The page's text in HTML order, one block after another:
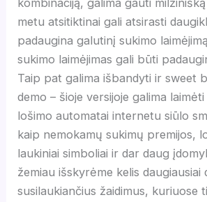
kombinaciją, galima gauti
metu atsitiktinai gali atsirasti
padaugina galutinį sukimo
sukimo laimėjimas gali būti
Taip pat galima išbandyti ir sweet
demo – šioje versijoje galima
lošimo automatai internetu siūlo
kaip nemokamų sukimų premijos,
laukiniai simboliai ir dar daug
žemiau išskyrėme kelis daugiausiai
susilaukiančius žaidimus, kuriuose